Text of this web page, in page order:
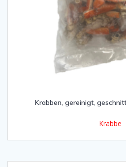
Krabben, gereinigt,
Krabbe